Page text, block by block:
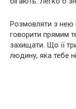
Розмовляти з нею
говорити прямим
захищати. Що її
людину, яка тебе